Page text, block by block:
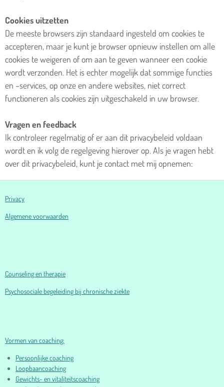
Cookies uitzetten
De meeste browsers zijn standaard ingesteld om cookies te
accepteren, maar je kunt je browser opnieuw instellen om alle
cookies te weigeren of om aan te geven wanneer een cookie
wordt verzonden. Het is echter mogelijk dat sommige functies
en –services, op onze en andere websites, niet correct
functioneren als cookies zijn uitgeschakeld in uw browser.
Vragen en feedback
Ik controleer regelmatig of er aan dit privacybeleid voldaan
wordt en ik volg de regelgeving hierover op. Als je vragen hebt
over dit privacybeleid, kunt je contact met mij opnemen:
Privacy
Algemene voorwaarden
Counseling en therapie
Psychosociale begeleiding bij chronische ziekte
Vormen van coaching:
Persoonlijke coaching
Loopbaancoaching
Gewichts- en vitaliteitscoaching